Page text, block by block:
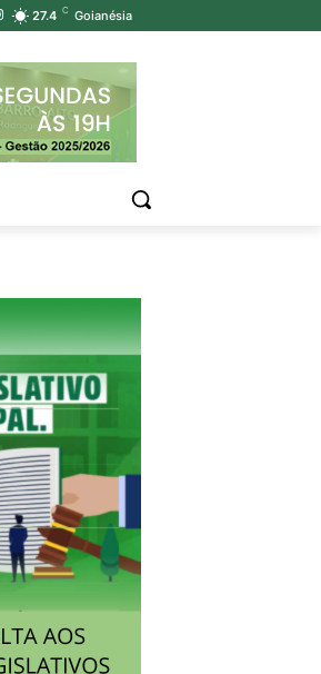
27.4 C Goianésia